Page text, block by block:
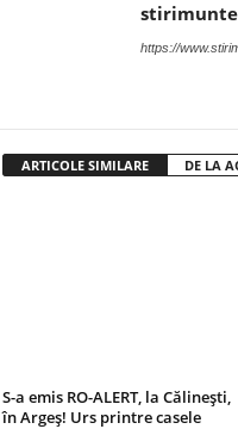
https://
ARTICOLE SIMILARE DE LA
S-a emis RO-ALERT, la Călinești,
în Argeș! Urs printre casele